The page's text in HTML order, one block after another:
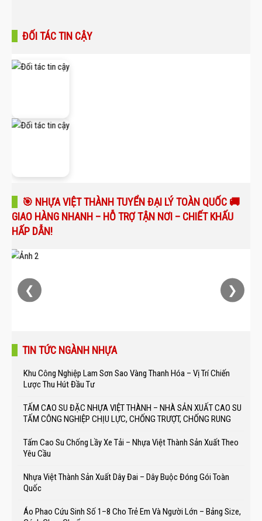
ĐỐI TÁC TIN CẬY
🎯 NHỰA VIỆT THÀNH TUYỂN ĐẠI LÝ TOÀN QUỐC 🚚
GIAO HÀNG NHANH – HỖ TRỢ TẬN NƠI – CHIẾT KHẤU
HẤP DẪN!
❮ ❯
TIN TỨC NGÀNH NHỰA
Khu Công Nghiệp Lam Sơn Sao Vàng Thanh Hóa – Vị Trí Chiến
Lược Thu Hút Đầu Tư
TẤM CAO SU ĐẶC NHỰA VIỆT THÀNH – NHÀ SẢN XUẤT CAO SU
TẤM CÔNG NGHIỆP CHỊU LỰC, CHỐNG TRƯỢT, CHỐNG RUNG
Tấm Cao Su Chống Lầy Xe Tải – Nhựa Việt Thành Sản Xuất Theo
Yêu Cầu
Nhựa Việt Thành Sản Xuất Dây Đai – Dây Buộc Đóng Gói Toàn
Quốc
Áo Phao Cứu Sinh Số 1–8 Cho Trẻ Em Và Người Lớn – Bảng Size,